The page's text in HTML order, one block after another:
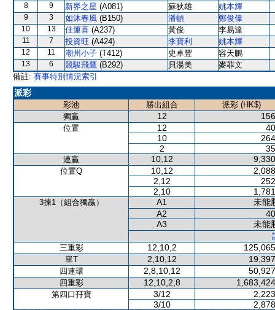
8 9 新界之星 (A081) 蘇狄雄 姚本輝
9 3 如沐春風 (B150) 潘頓 鄭俊偉
10 13 佳運喜 (A237) 黃俊 李易達
11 7 投資旺 (A424) 李寶利 姚本輝
12 11 潮州小子 (T412) 史卓豐 容天鵬
13 6 競駿飛鷹 (B292) 貝湯美
麥菲文
備註: 賽事特別情況索引
派彩
彩池 勝出組合
派彩 (HK$)
獨贏
12
位置 12
10
2
連贏 10,12
位置Q 10,12
2,12
2,10
3揀1（組合獨贏） A1
未能
A2
A3
未能
三重彩
12,10,2
單T 2,10,12
四連環 2,8,10,12
四重彩 12,10,2,8
第四口孖寶 3/12
3/10